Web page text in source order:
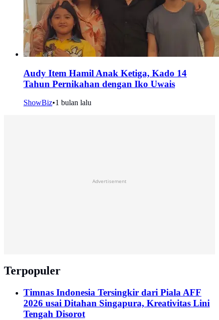
Audy Item Hamil Anak Ketiga, Kado 14
Tahun Pernikahan dengan Iko Uwais
ShowBiz•1 bulan lalu
Advertisement
Terpopuler
Timnas Indonesia Tersingkir dari Piala AFF
2026 usai Ditahan Singapura, Kreativitas Lini
Tengah Disorot